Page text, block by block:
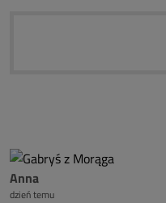
Anna
dzień temu